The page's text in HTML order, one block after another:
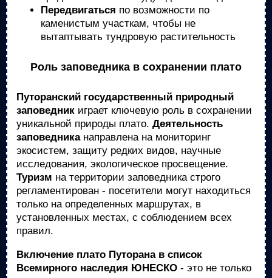
Передвигаться по возможности по
каменистым участкам, чтобы не
вытаптывать тундровую растительность
Роль заповедника в сохранении плато
Путоранский государственный природный
заповедник играет ключевую роль в сохранении
уникальной природы плато. Деятельность
заповедниканаправлена на мониторинг
экосистем, защиту редких видов, научные
исследования, экологическое просвещение.
Туризм на территории заповедника строго
регламентирован - посетители могут находиться
только на определенных маршрутах, в
установленных местах, с соблюдением всех
правил.
Включение плато Путорана в список
Всемирного наследия ЮНЕСКО - это не только